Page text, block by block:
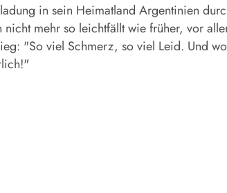
in sein Heimatland Argentinien
nicht mehr so leichtfällt wie früher, vor
"So viel Schmerz, so viel Leid. Und